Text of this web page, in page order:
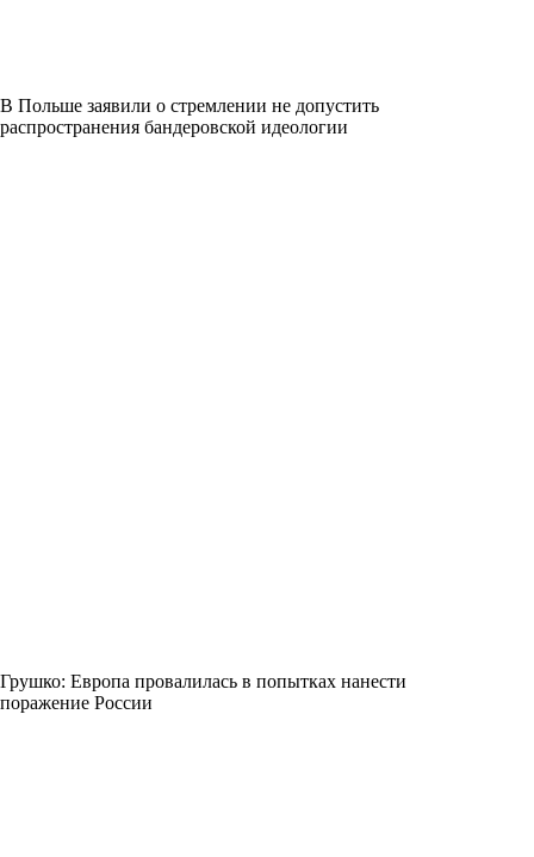
В Польше заявили о стремлении не допустить
распространения бандеровской идеологии
Грушко: Европа провалилась в попытках нанести
поражение России